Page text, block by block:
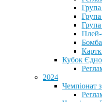
Кубок
2024
Чемпіонат